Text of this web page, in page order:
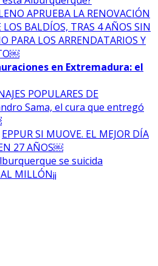
APRUEBA LA RENOVACIÓN
BALDÍOS, TRAS 4 AÑOS SIN
PARA LOS ARRENDATARIOS Y
en Extremadura: el
POPULARES DE
Sama, el cura que entregó
EPPUR SI MUOVE. EL MEJOR DÍA
27 AÑOS￼
se suicida
MILLÓN¡¡